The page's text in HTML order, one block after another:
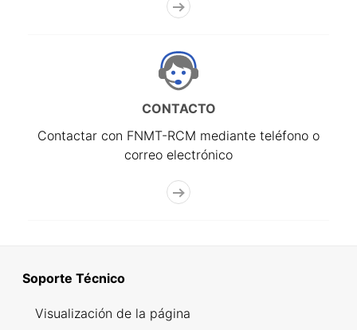
CONTACTO
Contactar con FNMT-RCM mediante teléfono o
correo electrónico
Soporte Técnico
Visualización de la página